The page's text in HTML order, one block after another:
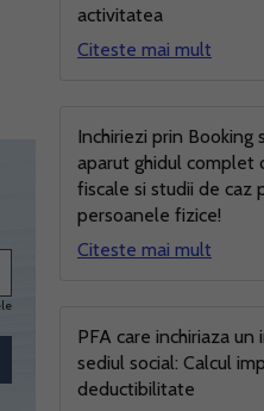
activitatea
Citeste mai mult
Inchiriezi prin Booking
aparut ghidul complet
fiscale si studii de caz
persoanele fizice!
Citeste mai mult
PFA care inchiriaza
sediul social: Calcul
deductibilitate